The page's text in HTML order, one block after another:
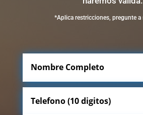
*Aplica restricciones, pregunte a